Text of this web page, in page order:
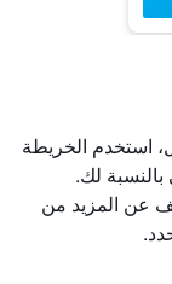
استخدم الخريطة
بالنسبة لك.
عن المزيد من